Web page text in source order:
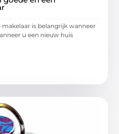
is belangrijk wanneer
u een nieuw huis